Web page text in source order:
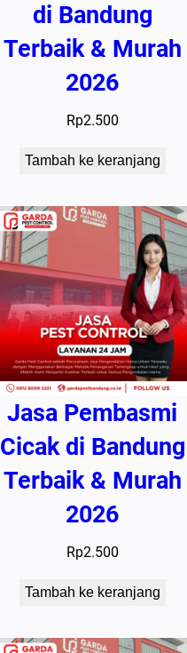
di Bandung
Terbaik & Murah
2026
Rp2.500
Tambah ke keranjang
Jasa Pembasmi
Cicak di Bandung
Terbaik & Murah
2026
Rp2.500
Tambah ke keranjang